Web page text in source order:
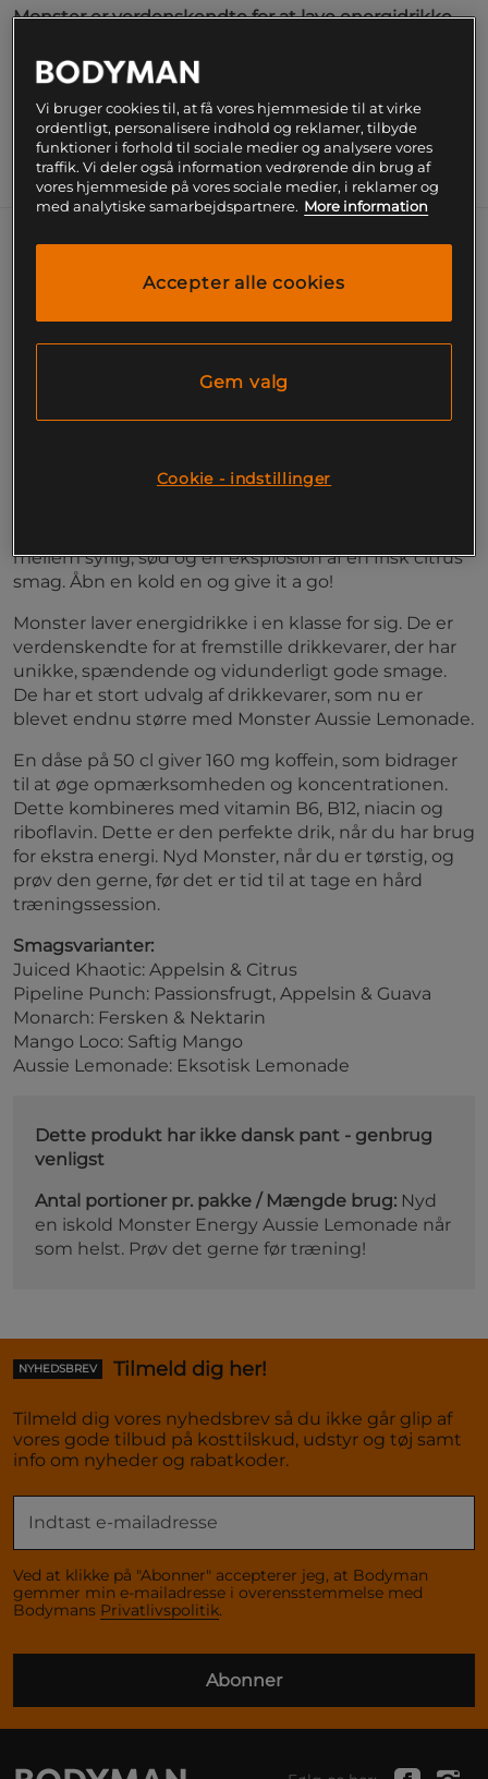
Monster er verdenskendte for at lave energidrikke,
mængde koffein, men også er helt fantastisk gode.
Læs mere
Information Næringsværdi og ingredienser
Monster er verdenskendte for at lave
energidrikke, der ikke kun indeholder en
Med ekstra vitaminer
eksotiske citrusfrugter på jorden kommer Juice
mellem syrlig, sød og en eksplosion af en frisk citrus
smag. Åbn en kold en og give it a go!
Monster laver energidrikke i en klasse for sig. De er
verdenskendte for at fremstille drikkevarer, der har
unikke, spændende og vidunderligt gode smage.
De har et stort udvalg af drikkevarer, som nu er
blevet endnu større med Monster Aussie Lemonade.
En dåse på 50 cl giver 160 mg koffein, som bidrager
til at øge opmærksomheden og koncentrationen.
Dette kombineres med vitamin B6, B12, niacin og
riboflavin. Dette er den perfekte drik, når du har brug
for ekstra energi. Nyd Monster, når du er tørstig, og
prøv den gerne, før det er tid til at tage en hård
træningssession.
Smagsvarianter:
Juiced Khaotic: Appelsin & Citrus
Pipeline Punch: Passionsfrugt, Appelsin & Guava
Monarch: Fersken & Nektarin
Mango Loco: Saftig Mango
Aussie Lemonade: Eksotisk Lemonade
Dette produkt har ikke dansk pant - genbrug
venligst
Antal portioner pr. pakke / Mængde brug: Nyd
en iskold Monster Energy Aussie Lemonade når
som helst. Prøv det gerne før træning!
NYHEDSBREV Tilmeld dig her!
Tilmeld dig vores nyhedsbrev så du ikke går glip af
vores gode tilbud på kosttilskud, udstyr og tøj samt
info om nyheder og rabatkoder.
Ved at klikke på "Abonner" accepterer jeg, at Bodyman
gemmer min e-mailadresse i overensstemmelse med
Bodymans Privatlivspolitik.
Abonner
Vi bruger cookies til, at få vores hjemmeside til at virke
ordentligt, personalisere indhold og reklamer, tilbyde
funktioner i forhold til sociale medier og analysere vores
traffik. Vi deler også information vedrørende din brug af
vores hjemmeside på vores sociale medier, i reklamer og
med analytiske samarbejdspartnere. More information
Accepter alle cookies
Gem valg
Cookie - indstillinger